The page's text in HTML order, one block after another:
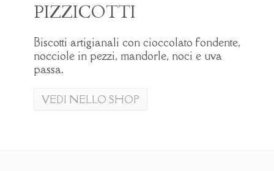
PIZZICOTTI
Biscotti artigianali con cioccolato fondente,
nocciole in pezzi, mandorle, noci e uva
passa.
VEDI NELLO SHOP